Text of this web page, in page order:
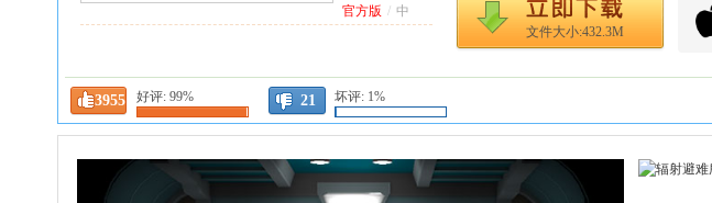
文件大小:432.3M
3955 好评: 99% 21 坏评: 1%
戏安卓版
OnC) 1.0.5官
方正版
官方版 / 中
文 /
之怒
(DL
Fanmade
文 /
派对世界破解版最
新版(Party
Craft) 1.8.31安卓
版
安卓版 / 英文 /
血
射
中
文